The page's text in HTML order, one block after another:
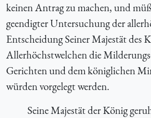
keinen Antrag zu machen, und
geendigter Untersuchung der
Entscheidung Seiner Majestät des
Allerhöchstwelchen die
Gerichten und dem königlichen
würden vorgelegt werden.
Seine Majestät der König